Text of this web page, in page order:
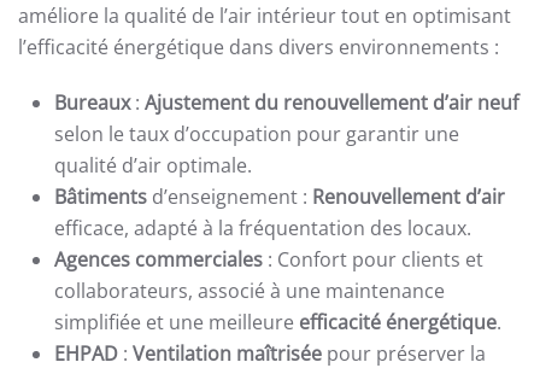
améliore la qualité de l’air intérieur tout en optimisant
l’efficacité énergétique dans divers environnements :
Bureaux: Ajustement du renouvellement d’air neuf
selon le taux d’occupation pour garantir une
qualité d’air optimale.
Bâtiments d’enseignement : Renouvellement d’air
efficace, adapté à la fréquentation des locaux.
Agences commerciales : Confort pour clients et
collaborateurs, associé à une maintenance
simplifiée et une meilleure efficacité énergétique.
EHPAD : Ventilation maîtrisée pour préserver la